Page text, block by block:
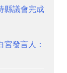
縣議會完成
發言人：